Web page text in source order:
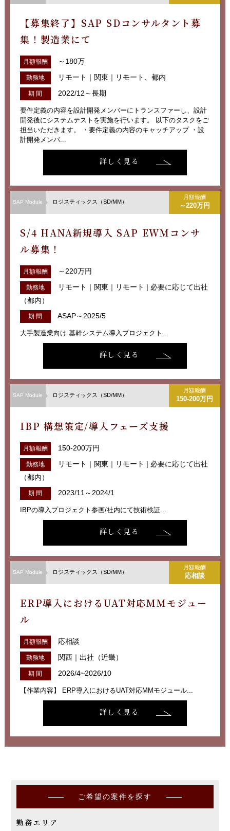
【募集終了】SAP SDコンサルタント募
集！製造業にて
月額報酬 ～180万
勤務地 リモート｜関東｜リモート、都内
期 間 2022/12～長期
要件定義の内容を設計開発メンバーにトランスファーし、設計
開発後にシステムテストを実施を行います。 以下のタスクをご
担当いただきます。 ・要件定義の内容のキャッチアップ ・設
計開発メンバ...
詳しく見る
SAP Module ロジスティックス（SD/MM）
月額報酬
～220万円
S/4 HANA新規導入 SAP EWMコンサ
ル募集！
月額報酬 ～220万円
勤務地
リモート｜関東｜リモート | 必要に応じて出社
（都内）
期 間 ASAP～2025/5
大手製造業向け 基幹システム導入プロジェクト...
詳しく見る
SAP Module ロジスティックス（SD/MM）
月額報酬
150-200万円
IBP 構想策定/導入フェーズ支援
月額報酬 150-200万円
勤務地
リモート｜関東｜リモート | 必要に応じて出社
（都内）
期 間 2023/11～2024/1
IBPの導入プロジェクト参画/社内にて技術検証...
詳しく見る
SAP Module ロジスティックス（SD/MM）
月額報酬
応相談
ERP導入におけるUAT対応MMモジュー
ル
月額報酬 応相談
勤務地 関西｜出社（近畿）
期 間 2026/4~2026/10
【作業内容】 ERP導入におけるUAT対応MMモジュール...
詳しく見る
ご希望の案件を探す
勤務エリア